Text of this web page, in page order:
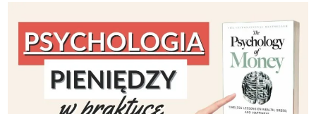
SPOSOBÓW
DO
WYPRÓBOWANIA